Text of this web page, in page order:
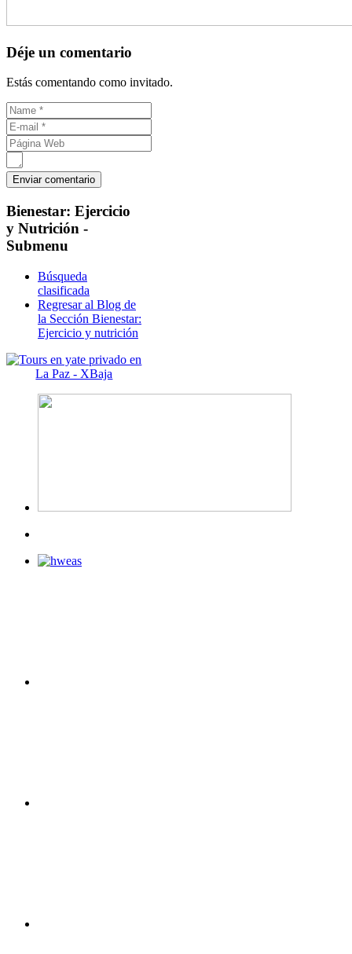
Déje un comentario
Estás comentando como invitado.
Bienestar: Ejercicio
y Nutrición -
Submenu
Búsqueda
clasificada
Regresar al Blog de
la Sección Bienestar:
Ejercicio y nutrición